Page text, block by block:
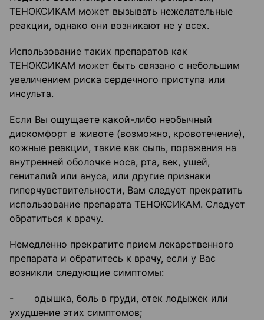
ТЕНОКСИКАМ может вызывать нежелательные
реакции, однако они возникают не у всех.
Использование таких препаратов как
ТЕНОКСИКАМ может быть связано с небольшим
увеличением риска сердечного приступа или
инсульта.
Если Вы ощущаете какой-либо необычный
дискомфорт в животе (возможно, кровотечение),
кожные реакции, такие как сыпь, поражения на
внутренней оболочке носа, рта, век, ушей,
гениталий или ануса, или другие признаки
гиперчувствительности, Вам следует прекратить
использование препарата ТЕНОКСИКАМ. Следует
обратиться к врачу.
Немедленно прекратите прием лекарственного
препарата и обратитесь к врачу, если у Вас
возникли следующие симптомы:
- одышка, боль в груди, отек лодыжек или
ухудшение этих симптомов;